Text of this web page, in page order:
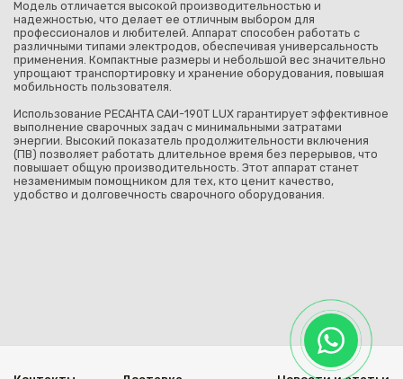
Модель отличается высокой производительностью и
надежностью, что делает ее отличным выбором для
профессионалов и любителей. Аппарат способен работать с
различными типами электродов, обеспечивая универсальность
применения. Компактные размеры и небольшой вес значительно
упрощают транспортировку и хранение оборудования, повышая
мобильность пользователя.
Использование РЕСАНТА САИ-190T LUX гарантирует эффективное
выполнение сварочных задач с минимальными затратами
энергии. Высокий показатель продолжительности включения
(ПВ) позволяет работать длительное время без перерывов, что
повышает общую производительность. Этот аппарат станет
незаменимым помощником для тех, кто ценит качество,
удобство и долговечность сварочного оборудования.